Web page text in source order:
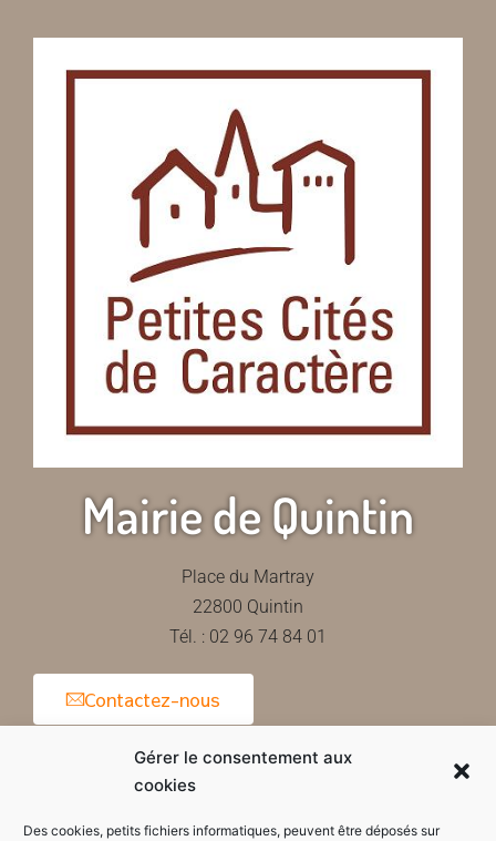
Gérer le consentement aux
cookies
Des cookies, petits fichiers informatiques, peuvent être déposés sur
Mairie de Quintin
Place du Martray
22800 Quintin
Tél. : 02 96 74 84 01
Contactez-nous
Horaires d'ouverture de la mairie